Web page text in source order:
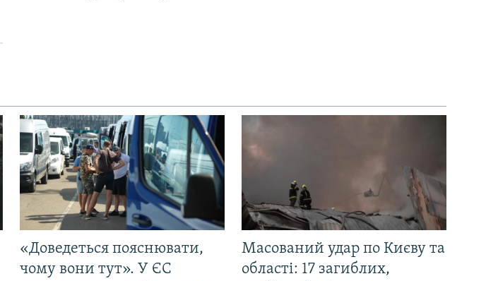
«Доведеться пояснювати,
чому вони тут». У ЄС
Масований удар по Києву та
області: 17 загиблих,